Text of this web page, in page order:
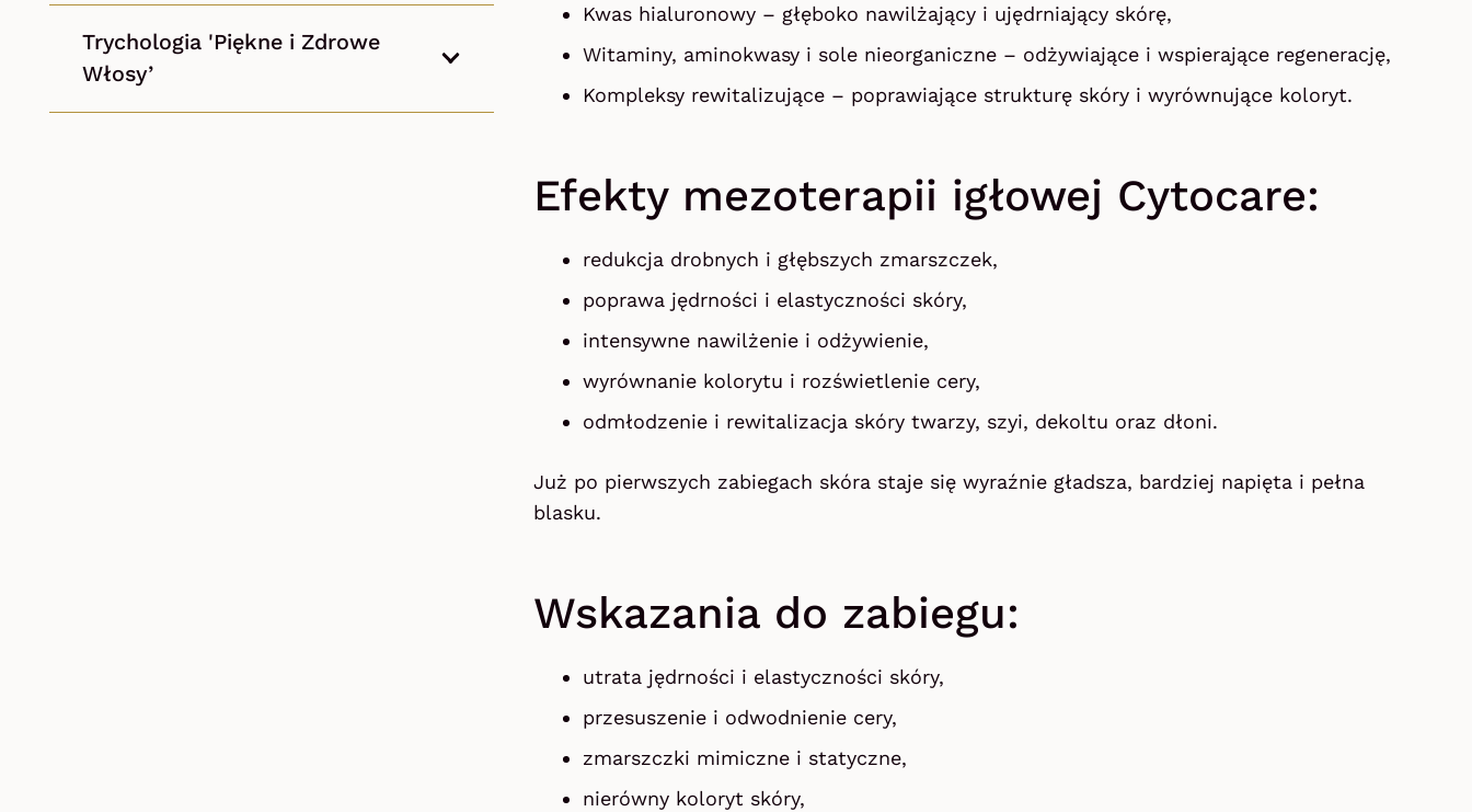
Trychologia 'Piękne i Zdrowe
Włosy’
Kwas hialuronowy – głęboko nawilżający i ujędrniający skórę,
Witaminy, aminokwasy i sole nieorganiczne – odżywiające i wspierające regenerację,
Kompleksy rewitalizujące – poprawiające strukturę skóry i wyrównujące koloryt.
Efekty mezoterapii igłowej Cytocare:
redukcja drobnych i głębszych zmarszczek,
poprawa jędrności i elastyczności skóry,
intensywne nawilżenie i odżywienie,
wyrównanie kolorytu i rozświetlenie cery,
odmłodzenie i rewitalizacja skóry twarzy, szyi, dekoltu oraz dłoni.
Już po pierwszych zabiegach skóra staje się wyraźnie gładsza, bardziej napięta i pełna
blasku.
Wskazania do zabiegu:
utrata jędrności i elastyczności skóry,
przesuszenie i odwodnienie cery,
zmarszczki mimiczne i statyczne,
nierówny koloryt skóry,